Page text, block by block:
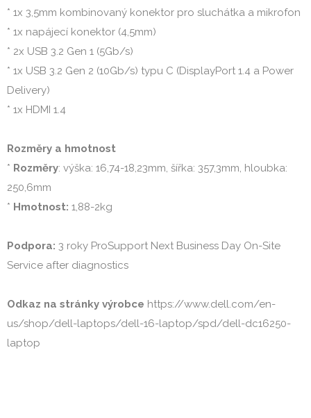
* 1x 3,5mm kombinovaný konektor pro sluchátka a mikrofon
* 1x napájecí konektor (4,5mm)
* 2x USB 3.2 Gen 1 (5Gb/s)
* 1x USB 3.2 Gen 2 (10Gb/s) typu C (DisplayPort 1.4 a Power
Delivery)
* 1x HDMI 1.4
Rozměry a hmotnost
* Rozměry: výška: 16,74-18,23mm, šířka: 357,3mm, hloubka:
250,6mm
* Hmotnost: 1,88-2kg
Podpora: 3 roky ProSupport Next Business Day On-Site
Service after diagnostics
Odkaz na stránky výrobce https://www.dell.com/en-
us/shop/dell-laptops/dell-16-laptop/spd/dell-dc16250-
laptop